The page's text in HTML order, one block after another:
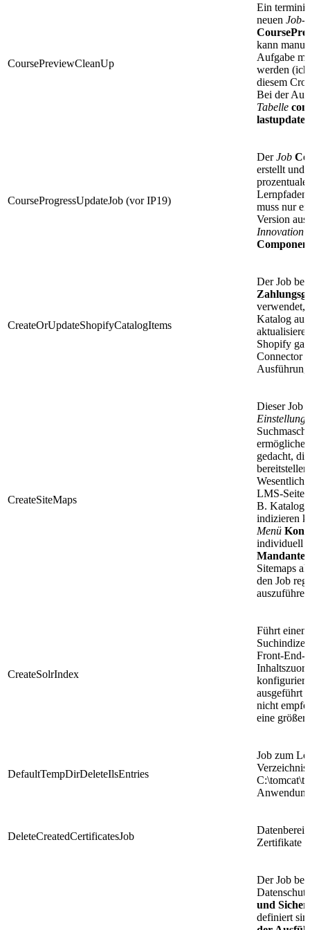
CoursePreviewCleanUp
Ein
neuen Job-
kann
Aufgabe
werden
diesem
Bei der
Tabelle
CourseProgressUpdateJob (vor IP19)
DerJob
erstellt und
muss nur
Version
Innovation
CreateOrUpdateShopifyCatalogItems
Der Job
verwendet,
Katalog
Shopify
Connector
CreateSiteMaps
Dieser Job
gedacht,
LMS-
B.
indizieren
Menü
individuell
Sitemaps
den Job
CreateSolrIndex
Führt einen
Front-End-
ausgeführt
nicht
eine
DefaultTempDirDeleteIlsEntries
Job zum
Verzeichnis
DeleteCreatedCertificatesJob
Zertifikate
Der Job
und
definiert